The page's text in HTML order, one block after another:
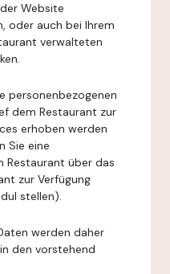
Website
oder auch bei Ihrem
verwalteten
personenbezogenen
dem Restaurant zur
erhoben werden
Sie eine
Restaurant über das
zur Verfügung
stellen).
werden daher
den vorstehend